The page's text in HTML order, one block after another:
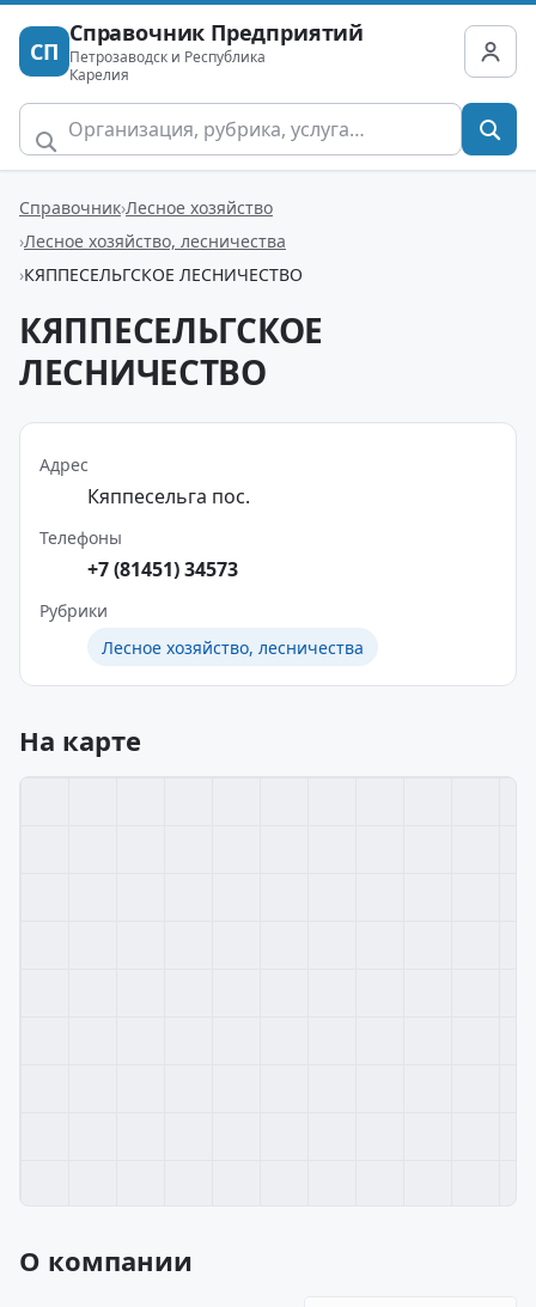
СП
Справочник Предприятий
Петрозаводск и Республика
Карелия
Справочник Лесное хозяйство
Лесное хозяйство, лесничества
КЯППЕСЕЛЬГСКОЕ ЛЕСНИЧЕСТВО
КЯППЕСЕЛЬГСКОЕ
ЛЕСНИЧЕСТВО
Адрес
Кяппесельга пос.
Телефоны
+7 (81451) 34573
Рубрики
Лесное хозяйство, лесничества
На карте
О компании